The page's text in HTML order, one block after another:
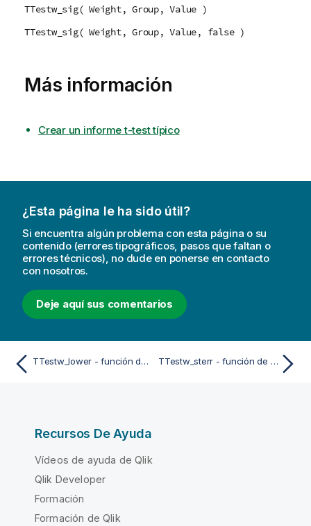
TTestw_sig( Weight, Group, Value )
TTestw_sig( Weight, Group, Value, false )
Más información
Crear un informe t-test típico
¿Esta página le ha sido útil?
Si encuentra algún problema con esta página o su
contenido (errores tipográficos, pasos que faltan o
errores técnicos), no dude en ponerse en contacto
con nosotros.
Deje aquí sus comentarios
TTestw_lower - función de script y de gráfico TTestw_sterr - función de script y de gráfico
Recursos De Ayuda
Vídeos de ayuda de Qlik
Qlik Developer
Formación
Formación de Qlik